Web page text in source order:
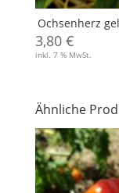
Ochsenherz
3,80 €
inkl. 7 % MwSt.
Ähnliche